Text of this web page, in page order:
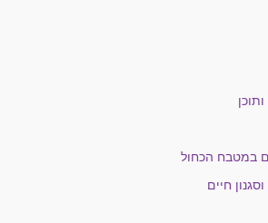
במטבח הכחול
חיים